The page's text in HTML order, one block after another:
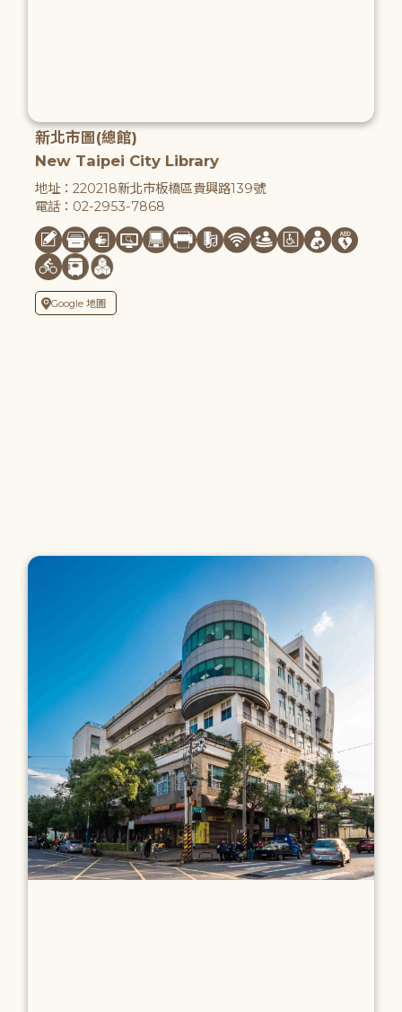
新北市圖(總館)
New Taipei City Library
地址：220218新北市板橋區貴興路139號
電話：02-2953-7868
Google 地圖